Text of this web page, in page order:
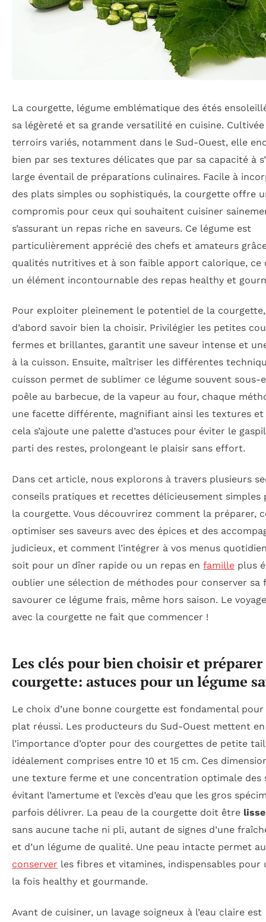
La courgette, légume emblématique des étés
sa légèreté et sa grande versatilité en cuisine.
terroirs variés, notamment dans le Sud-Ouest, elle
bien par ses textures délicates que par sa capacité à
large éventail de préparations culinaires. Facile à
des plats simples ou sophistiqués, la courgette offre
compromis pour ceux qui souhaitent cuisiner
s’assurant un repas riche en saveurs. Ce légume est
particulièrement apprécié des chefs et amateurs
qualités nutritives et à son faible apport calorique, ce
un élément incontournable des repas healthy et
Pour exploiter pleinement le potentiel de la
d’abord savoir bien la choisir. Privilégier les petites
fermes et brillantes, garantit une saveur intense et
à la cuisson. Ensuite, maîtriser les différentes
cuisson permet de sublimer ce légume souvent sous-
poêle au barbecue, de la vapeur au four, chaque
une facette différente, magnifiant ainsi les textures et
cela s’ajoute une palette d’astuces pour éviter le
parti des restes, prolongeant le plaisir sans effort.
Dans cet article, nous explorons à travers plusieurs
conseils pratiques et recettes délicieusement simples
la courgette. Vous découvrirez comment la préparer,
optimiser ses saveurs avec des épices et des
judicieux, et comment l’intégrer à vos menus
soit pour un dîner rapide ou un repas en famille plus
oublier une sélection de méthodes pour conserver sa
savourer ce légume frais, même hors saison. Le
avec la courgette ne fait que commencer !
Les clés pour bien choisir et préparer
courgette: astuces pour un légume
Le choix d’une bonne courgette est fondamental
plat réussi. Les producteurs du Sud-Ouest mettent
l’importance d’opter pour des courgettes de petite
idéalement comprises entre 10 et 15 cm. Ces
une texture ferme et une concentration optimale des
évitant l’amertume et l’excès d’eau que les gros
parfois délivrer. La peau de la courgette doit être
sans aucune tache ni pli, autant de signes d’une
et d’un légume de qualité. Une peau intacte permet
conserver les fibres et vitamines, indispensables pour
la fois healthy et gourmande.
Avant de cuisiner, un lavage soigneux à l’eau claire est